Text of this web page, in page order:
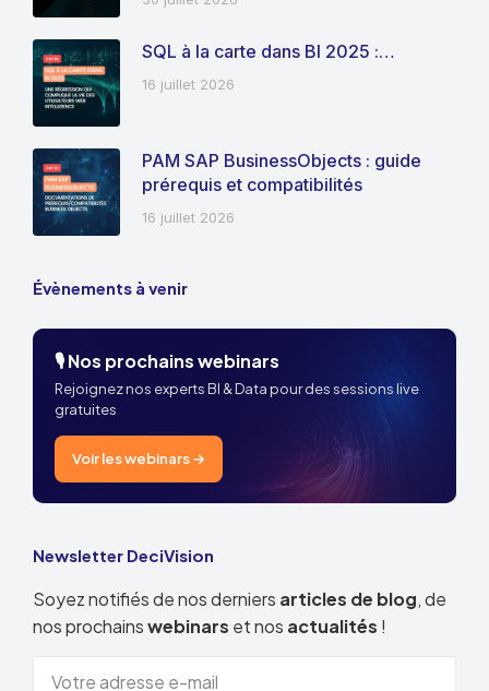
SQL à la carte dans BI 2025 :…
16 juillet 2026
PAM SAP BusinessObjects : guide
prérequis et compatibilités
16 juillet 2026
Évènements à venir
🎙️ Nos prochains webinars
Rejoignez nos experts BI & Data pour des sessions live
gratuites
Voir les webinars →
Newsletter DeciVision
Soyez notifiés de nos derniers articles de blog, de
nos prochainswebinars et nos actualités !